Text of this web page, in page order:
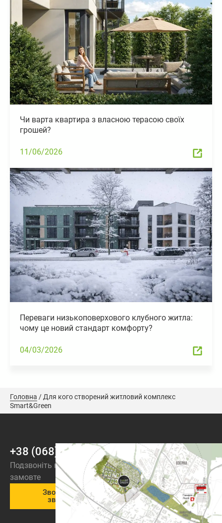
Чи варта квартира з власною терасою своїх
грошей?
11/06/2026
Переваги низькоповерхового клубного житла:
чому це новий стандарт комфорту?
04/03/2026
Головна / Для кого створений житловий комплекс
Smart&Green
+38 (068) 973-44-44
Подзвоніть нам або
замовте
Зворотній
зв’язок